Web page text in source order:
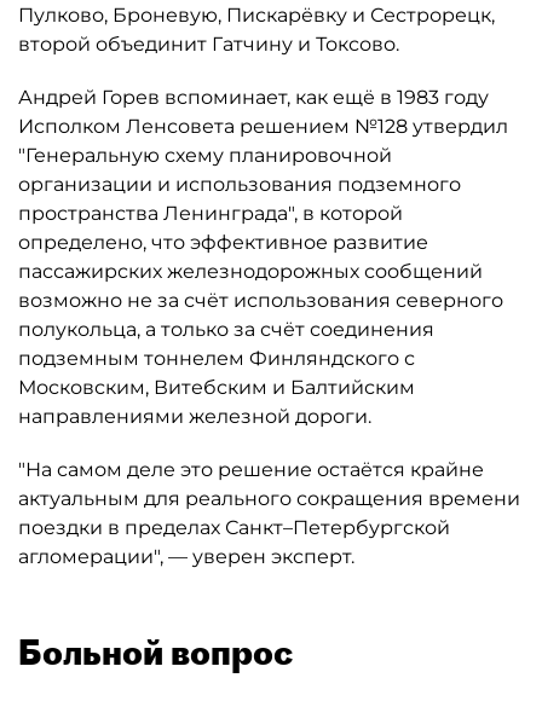
Пулково, Броневую, Пискарёвку и Сестрорецк,
второй объединит Гатчину и Токсово.
Андрей Горев вспоминает, как ещё в 1983 году
Исполком Ленсовета решением №128 утвердил
"Генеральную схему планировочной
организации и использования подземного
пространства Ленинграда", в которой
определено, что эффективное развитие
пассажирских железнодорожных сообщений
возможно не за счёт использования северного
полукольца, а только за счёт соединения
подземным тоннелем Финляндского с
Московским, Витебским и Балтийским
направлениями железной дороги.
"На самом деле это решение остаётся крайне
актуальным для реального сокращения времени
поездки в пределах Санкт–Петербургской
агломерации", — уверен эксперт.
Больной вопрос